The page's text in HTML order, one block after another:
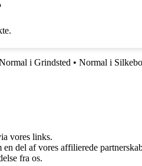
i Grindsted • Normal i
vores links.
del af vores affilierede
fra os.